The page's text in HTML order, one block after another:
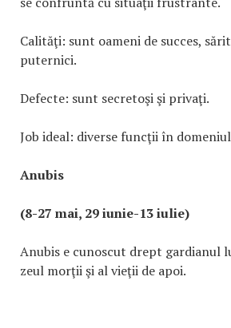
Calităţi: sunt oameni de succes,
puternici.
Defecte: sunt secretoşi şi privaţi.
Job ideal: diverse funcţii în
Anubis
(8-27 mai, 29 iunie-13 iulie)
Anubis e cunoscut drept gardianul
zeul morţii şi al vieţii de apoi.